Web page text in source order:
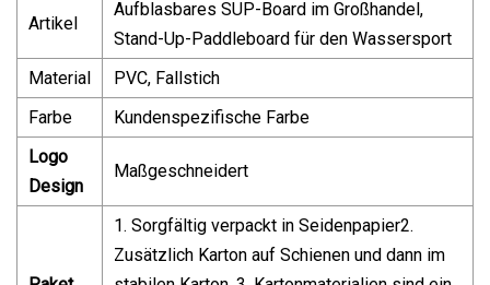
Artikel
Aufblasbares SUP-Board im Großhandel,
Stand-Up-Paddleboard für den Wassersport
Material
PVC, Fallstich
Farbe
Kundenspezifische Farbe
Logo
Design
Maßgeschneidert
1. Sorgfältig verpackt in Seidenpapier2.
Zusätzlich Karton auf Schienen und dann im